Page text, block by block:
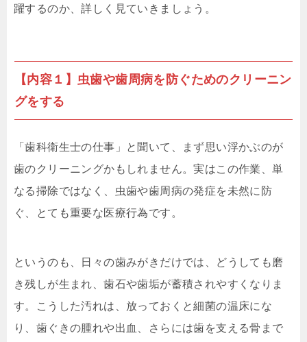
躍するのか、詳しく見ていきましょう。
【内容１】虫歯や歯周病を防ぐためのクリーニン
グをする
「歯科衛生士の仕事」と聞いて、まず思い浮かぶのが
歯のクリーニングかもしれません。実はこの作業、単
なる掃除ではなく、虫歯や歯周病の発症を未然に防
ぐ、とても重要な医療行為です。
というのも、日々の歯みがきだけでは、どうしても磨
き残しが生まれ、歯石や歯垢が蓄積されやすくなりま
す。こうした汚れは、放っておくと細菌の温床にな
り、歯ぐきの腫れや出血、さらには歯を支える骨まで